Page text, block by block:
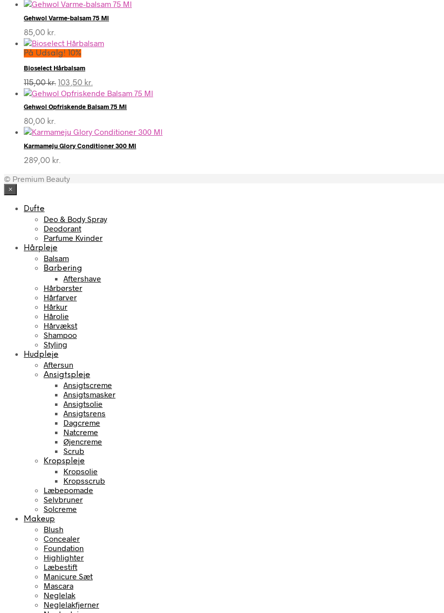
Gehwol Varme-balsam 75 Ml
85,00 kr.
På Udsalg! 10%
Bioselect Hårbalsam
115,00kr. Den
oprindelige
var:
103,50 kr.
aktuelle
er:
Gehwol Opfriskende Balsam 75 Ml
80,00 kr.
Karmameju Glory Conditioner 300 Ml
289,00 kr.
© Premium Beauty
×
Dufte
Deo & Body Spray
Deodorant
Parfume Kvinder
Hårpleje
Balsam
Barbering
Aftershave
Hårbørster
Hårfarver
Hårkur
Hårolie
Hårvækst
Shampoo
Styling
Hudpleje
Aftersun
Ansigtspleje
Ansigtscreme
Ansigtsmasker
Ansigtsolie
Ansigtsrens
Dagcreme
Natcreme
Øjencreme
Scrub
Kropspleje
Kropsolie
Kropsscrub
Læbepomade
Selvbruner
Solcreme
Makeup
Blush
Concealer
Foundation
Highlighter
Læbestift
Manicure Sæt
Mascara
Neglelak
Neglelakfjerner